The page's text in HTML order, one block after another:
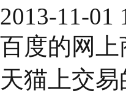
2013-11-01
百度的网上
天猫上交